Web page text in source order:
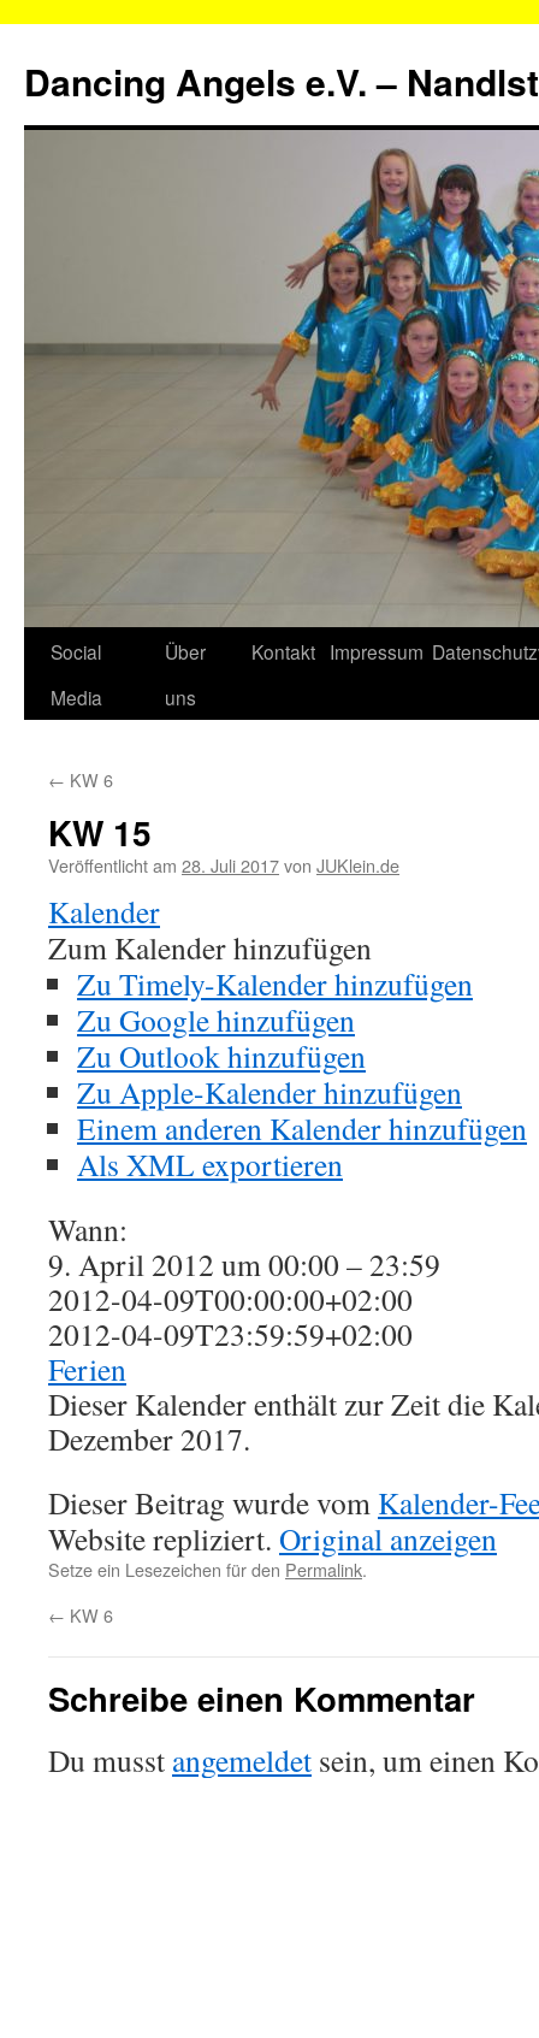
springen
Dancing Angels e.V. –
Social
Media
Über
uns
Kontakt Impressum
← KW 6
KW 15
Veröffentlicht am 28. Juli 2017von JUKlein.de
Kalender
Zum Kalender hinzufügen
Zu Timely-Kalender hinzufügen
Zu Google hinzufügen
Zu Outlook hinzufügen
Zu Apple-Kalender hinzufügen
Einem anderen Kalender hinzufügen
Als XML exportieren
Wann:
9. April 2012 um 00:00 – 23:59
2012-04-09T00:00:00+02:00
2012-04-09T23:59:59+02:00
Ferien
Dieser Kalender enthält zur Zeit die
Dezember 2017.
Dieser Beitrag wurde vom Kalender-
Website repliziert. Original anzeigen
Setze ein Lesezeichen für den Permalink.
← KW 6
Schreibe einen Kommentar
Du musst angemeldet sein, um einen